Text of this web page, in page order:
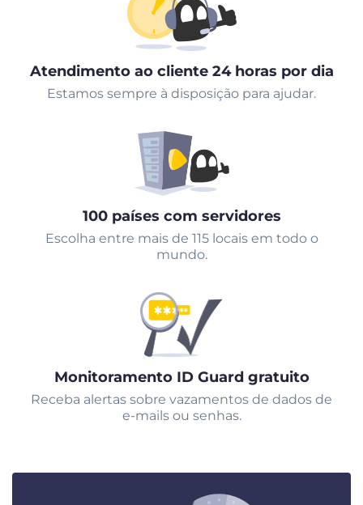
Atendimento ao cliente 24 horas por dia
Estamos sempre à disposição para ajudar.
100 países com servidores
Escolha entre mais de 115 locais em todo o
mundo.
Monitoramento ID Guard gratuito
Receba alertas sobre vazamentos de dados de
e-mails ou senhas.